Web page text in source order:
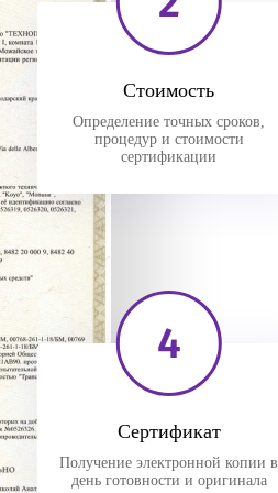
Стоимость
Определение точных сроков,
процедур и стоимости
сертификации
4
Сертификат
Получение электронной копии в
день готовности и оригинала